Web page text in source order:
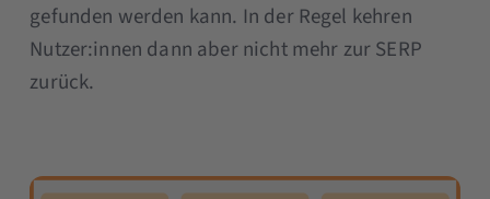
gefunden werden kann. In der Regel kehren
Nutzer:innen dann aber nicht mehr zur SERP
zurück.